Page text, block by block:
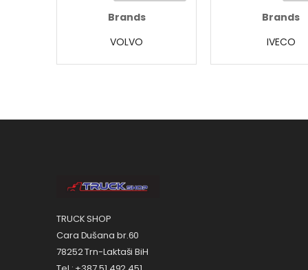
Brands
VOLVO
Brands
IVECO
TRUCK SHOP
Cara Dušana br.60
78252 Trn-Laktaši BiH